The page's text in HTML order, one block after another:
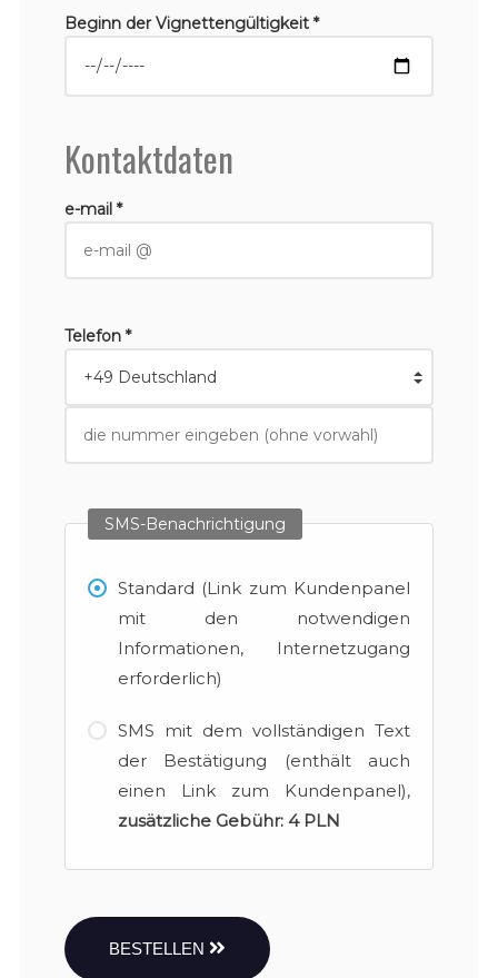
Beginn der Vignettengültigkeit *
Kontaktdaten
e-mail *
Telefon *
SMS-Benachrichtigung
Standard (Link zum Kundenpanel
mit den notwendigen
Informationen, Internetzugang
erforderlich)
SMS mit dem vollständigen Text
der Bestätigung (enthält auch
einen Link zum Kundenpanel),
zusätzliche Gebühr: 4 PLN
BESTELLEN